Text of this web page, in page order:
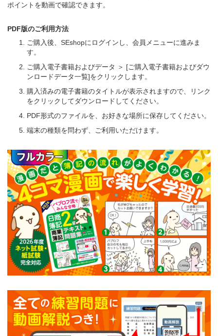
ポイントを動画で確認できます。
PDF版のご利用方法
ご購入後、SEshopにログインし、会員メニューに進みま
す。
ご購入電子書籍およびデータ ＞ [ご購入電子書籍およびダウ
ンロードデータ一覧]をクリックします。
購入済みの電子書籍のタイトルが表示されますので、リンク
をクリックしてダウンロードしてください。
PDF形式のファイルを、お好きな場所に保存してください。
端末の種類を問わず、ご利用いただけます。